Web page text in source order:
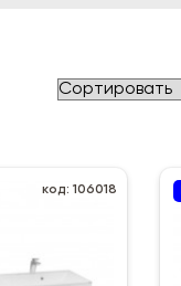
код: 106018